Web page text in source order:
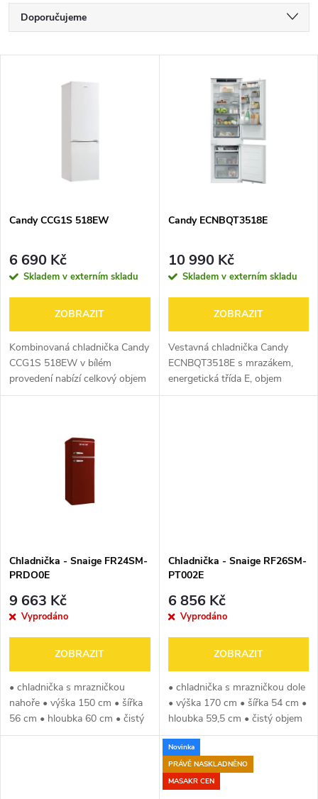
Ř
a
p
r
o
d
u
Doporučujeme
s
p
r
d
u
Candy CCG1S 518EW
6 690 Kč
Skladem v externím skladu
ZOBRAZIT
Kombinovaná chladnička Candy
CCG1S 518EW v bílém
provedení nabízí celkový objem
252 l. Chladicí část o objemu
policemi, zásuvkou...
Candy ECNBQT3518E
10 990 Kč
Skladem v externím skladu
ZOBRAZIT
Vestavná chladnička Candy
ECNBQT3518E s mrazákem,
energetická třída E, objem
ledničky 178 l, objem mrazáku
Chladnička - Snaige FR24SM-
PRDO0E
9 663 Kč
Vyprodáno
ZOBRAZIT
• chladnička s mrazničkou
nahoře • výška 150 cm • šířka
56 cm • hloubka 60 cm • čistý
objem chladničky 162 litrů •
Chladnička - Snaige RF26SM-
PT002E
6 856 Kč
Vyprodáno
ZOBRAZIT
• chladnička s mrazničkou dole
• výška 170 cm • šířka 54 cm •
hloubka 59,5 cm • čistý objem
chladničky 184 litrů • čistý
objem mrazničky 84 litrů •
energetická třída E •...
Novinka
PRÁVĚ NASKLADNĚNO
MASAKR CEN